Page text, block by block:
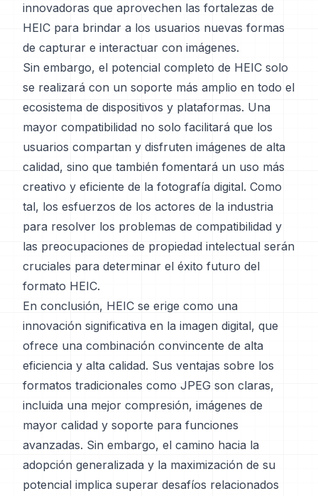
innovadoras que aprovechen las fortalezas de
HEIC para brindar a los usuarios nuevas formas
de capturar e interactuar con imágenes.
Sin embargo, el potencial completo de HEIC solo
se realizará con un soporte más amplio en todo el
ecosistema de dispositivos y plataformas. Una
mayor compatibilidad no solo facilitará que los
usuarios compartan y disfruten imágenes de alta
calidad, sino que también fomentará un uso más
creativo y eficiente de la fotografía digital. Como
tal, los esfuerzos de los actores de la industria
para resolver los problemas de compatibilidad y
las preocupaciones de propiedad intelectual serán
cruciales para determinar el éxito futuro del
formato HEIC.
En conclusión, HEIC se erige como una
innovación significativa en la imagen digital, que
ofrece una combinación convincente de alta
eficiencia y alta calidad. Sus ventajas sobre los
formatos tradicionales como JPEG son claras,
incluida una mejor compresión, imágenes de
mayor calidad y soporte para funciones
avanzadas. Sin embargo, el camino hacia la
adopción generalizada y la maximización de su
potencial implica superar desafíos relacionados